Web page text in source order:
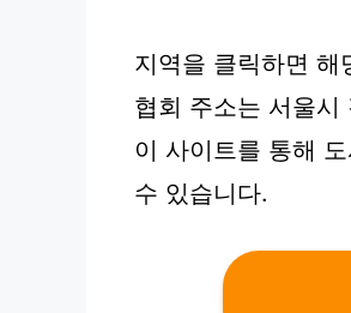
지역을 클릭하면 해
협회 주소는 서울시
이 사이트를 통해
수 있습니다.